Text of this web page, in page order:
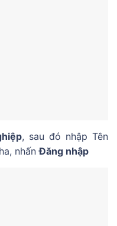
, sau đó nhập Tên
nhấnĐăng nhập